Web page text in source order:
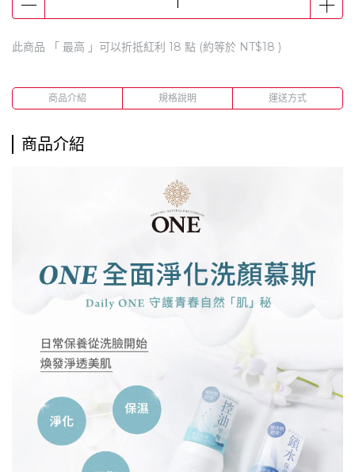
此商品 「 最高 」可以折抵紅利 18 點 (約等於 NT$18 )
商品介紹 規格說明 運送方式
商品介紹